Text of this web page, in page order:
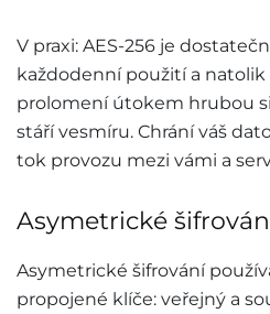
V praxi: AES-256 je
každodenní použití a natolik
prolomení útokem hrubou
stáří vesmíru. Chrání váš
tok provozu mezi vámi a
Asymetrické
Asymetrické šifrování
propojené klíče: veřejný a